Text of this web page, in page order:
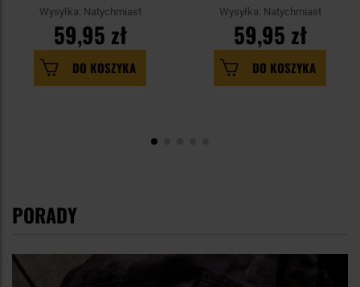
Wysyłka: Natychmiast
59,95 zł
DO KOSZYKA
Wysyłka: Natychmiast
59,95 zł
DO KOSZYKA
PORADY